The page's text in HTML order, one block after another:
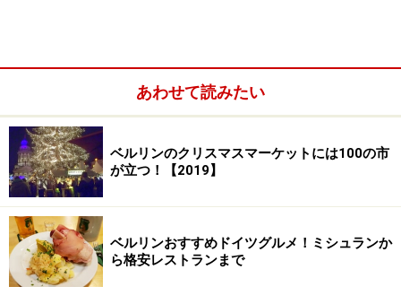
入り始めてからは、ベルリンの街の進化とともにどんど
ん人気が出て、今ではベルリンきっての観光スポット
に。カフェやブティック、雑貨屋さんなどたくさんのシ
ョップが軒を連ねていますが、特徴的なのは、ベルリン
メイドだったり、手作業を大切にしているショップが多
いということ。職人工房だったという場所へのリスペク
トが感じられますね。
8つのホーフには「アンペルマン 」や「
ど魅力的なショップがいっぱい。次のページでは各ホー
あわせて読みたい
ベルリンのクリスマスマーケットには100の市
が立つ！【2019】
ベルリンおすすめドイツグルメ！ミシュランか
ら格安レストランまで